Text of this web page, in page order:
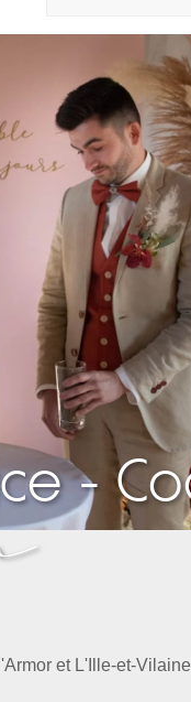
-
et L'Ille-et-